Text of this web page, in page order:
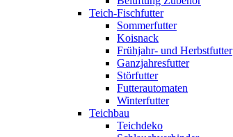
Teich-Fischfutter
Sommerfutter
Koisnack
Frühjahr- und Herbstfutter
Ganzjahresfutter
Störfutter
Futterautomaten
Winterfutter
Teichbau
Teichdeko